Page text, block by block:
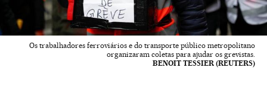
Os trabalhadores ferroviários e do transporte público metropolitano
organizaram coletas para ajudar os grevistas.
BENOIT TESSIER (REUTERS)